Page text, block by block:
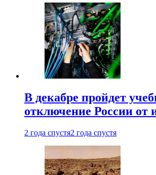
В декабре пройдет
отключение России от
2 года спустя2 года спустя